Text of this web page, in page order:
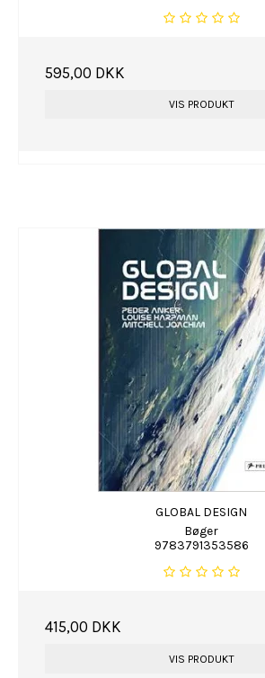
595,00 DKK
VIS PRODUKT
GLOBAL DESIGN
Bøger
9783791353586
415,00 DKK
VIS PRODUKT